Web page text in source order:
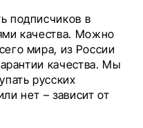
подписчиков в
качества. Можно
мира, из России
качества. Мы
русских
нет – зависит от